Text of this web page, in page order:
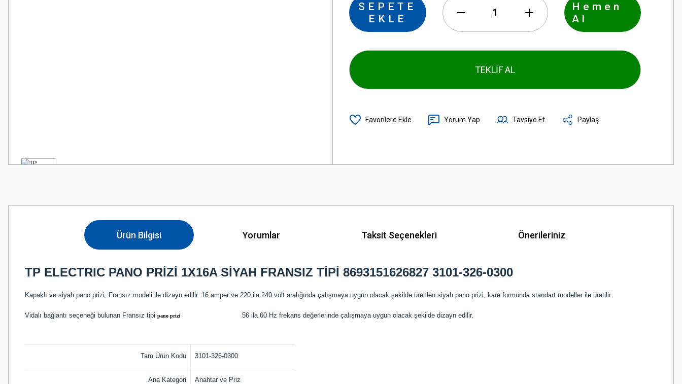
SEPETE
EKLE
Hemen
Al
TEKLİF AL
Yorum Yap Tavsiye Et Paylaş
Ürün Bilgisi Yorumlar Taksit Seçenekleri Önerileriniz
TP ELECTRIC PANO PRİZİ 1X16A SİYAH FRANSIZ TİPİ 8693151626827 3101-326-0300
Kapaklı ve siyah pano prizi, Fransız modeli ile dizayn edilir. 16 amper ve 220 ila 240 volt aralığında çalışmaya uygun olacak şekilde üretilen siyah pano prizi, kare formunda standart modeller ile üretilir.
Vidalı bağlantı seçeneği bulunan Fransız tipi pano prizi 56 ila 60 Hz frekans değerlerinde çalışmaya uygun olacak şekilde dizayn edilir.
Tam Ürün Kodu 3101-326-0300
Ana Kategori Anahtar ve Priz